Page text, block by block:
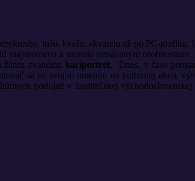
tušu, kvašu, akvarelu až po PC-grafiku.
a umeniu uznávaným
zvanému kariportrét. Dnes, v čase
sa so svojím umením na kultúrnej akcii,
podujatí v hostiteľskej